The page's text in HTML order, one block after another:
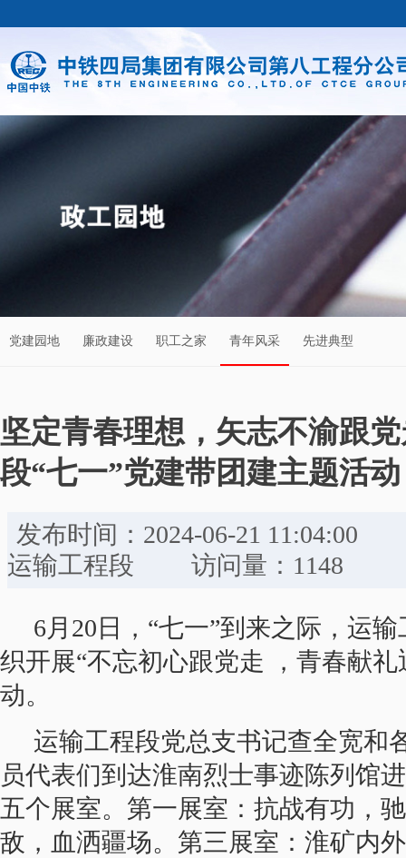
党建园地 廉政建设 职工之家 青年风采 先进典型
坚定青春理想，矢志不渝跟
段“七一”党建带团建主题活动
发布时间：2024-06-21
运输工程段 访问量：1148
6月 20 日， “七一”到来之际，运
织开展“不忘初心跟党走 ，青春献
动。
运输工程段党总支书记查全宽和
员代表们到达淮南烈士事迹陈列馆
五个展室。第一展室：抗战有功，
敌，血洒疆场。第三展室：淮矿内